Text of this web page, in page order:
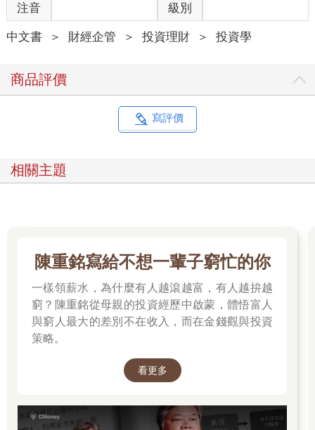
☑ 說明情緒強度差異的成因
☑ 分析比較心態使投資績效下滑的原因
☑ 破除消息面的迷思
3.4 | 信念與期待：安慰劑效應
prophecy）；相信自己有能力達成目標，會啟動我們內部的資
源，支持目標的達成。這種成功信念會激發支持性的神經化學物
欲望與期待可以讓人改變生存狀態的例子。醫生為病人開藥時，
代表病人可以復原的信念，這也強化了病人想要康復的動機。
在新藥研究中，有35%到75%的病人服用無效的糖果藥丸也能產
生效果。幾世紀以來，西藥大多是安慰劑的效用。
在市場中，投資人的預期也會迅速反映在價格上。投資的祕訣主
要是看投資人了解自己的預期、市場的預期以及經濟基本面的能
力。市場的預期和基本面脫軌時，未來更有可能出現和預期有關
的情緒震撼。例如，高本益比的網路股飆漲遠超過合理的成長預
讓投資人持續抱持不切實際的目標。
股票的本益比通常是反應投資人對成長的預期。諷刺的是，低本
就是價值投資的一大宗旨（參見第23章）。價值投資策略之所以
效果好，是因為投資人預期低比較可能產生正面的驚喜，所以對
注音 級別
中文書 ＞ 財經企管 ＞ 投資理財 ＞ 投資學
商品評價
寫評價
相關主題
陳重銘寫給不想一輩子窮忙的你
一樣領薪水，為什麼有人越滾越富，有人越拚越
窮？陳重銘從母親的投資經歷中啟蒙，體悟富人
與窮人最大的差別不在收入，而在金錢觀與投資
策略。
看更多